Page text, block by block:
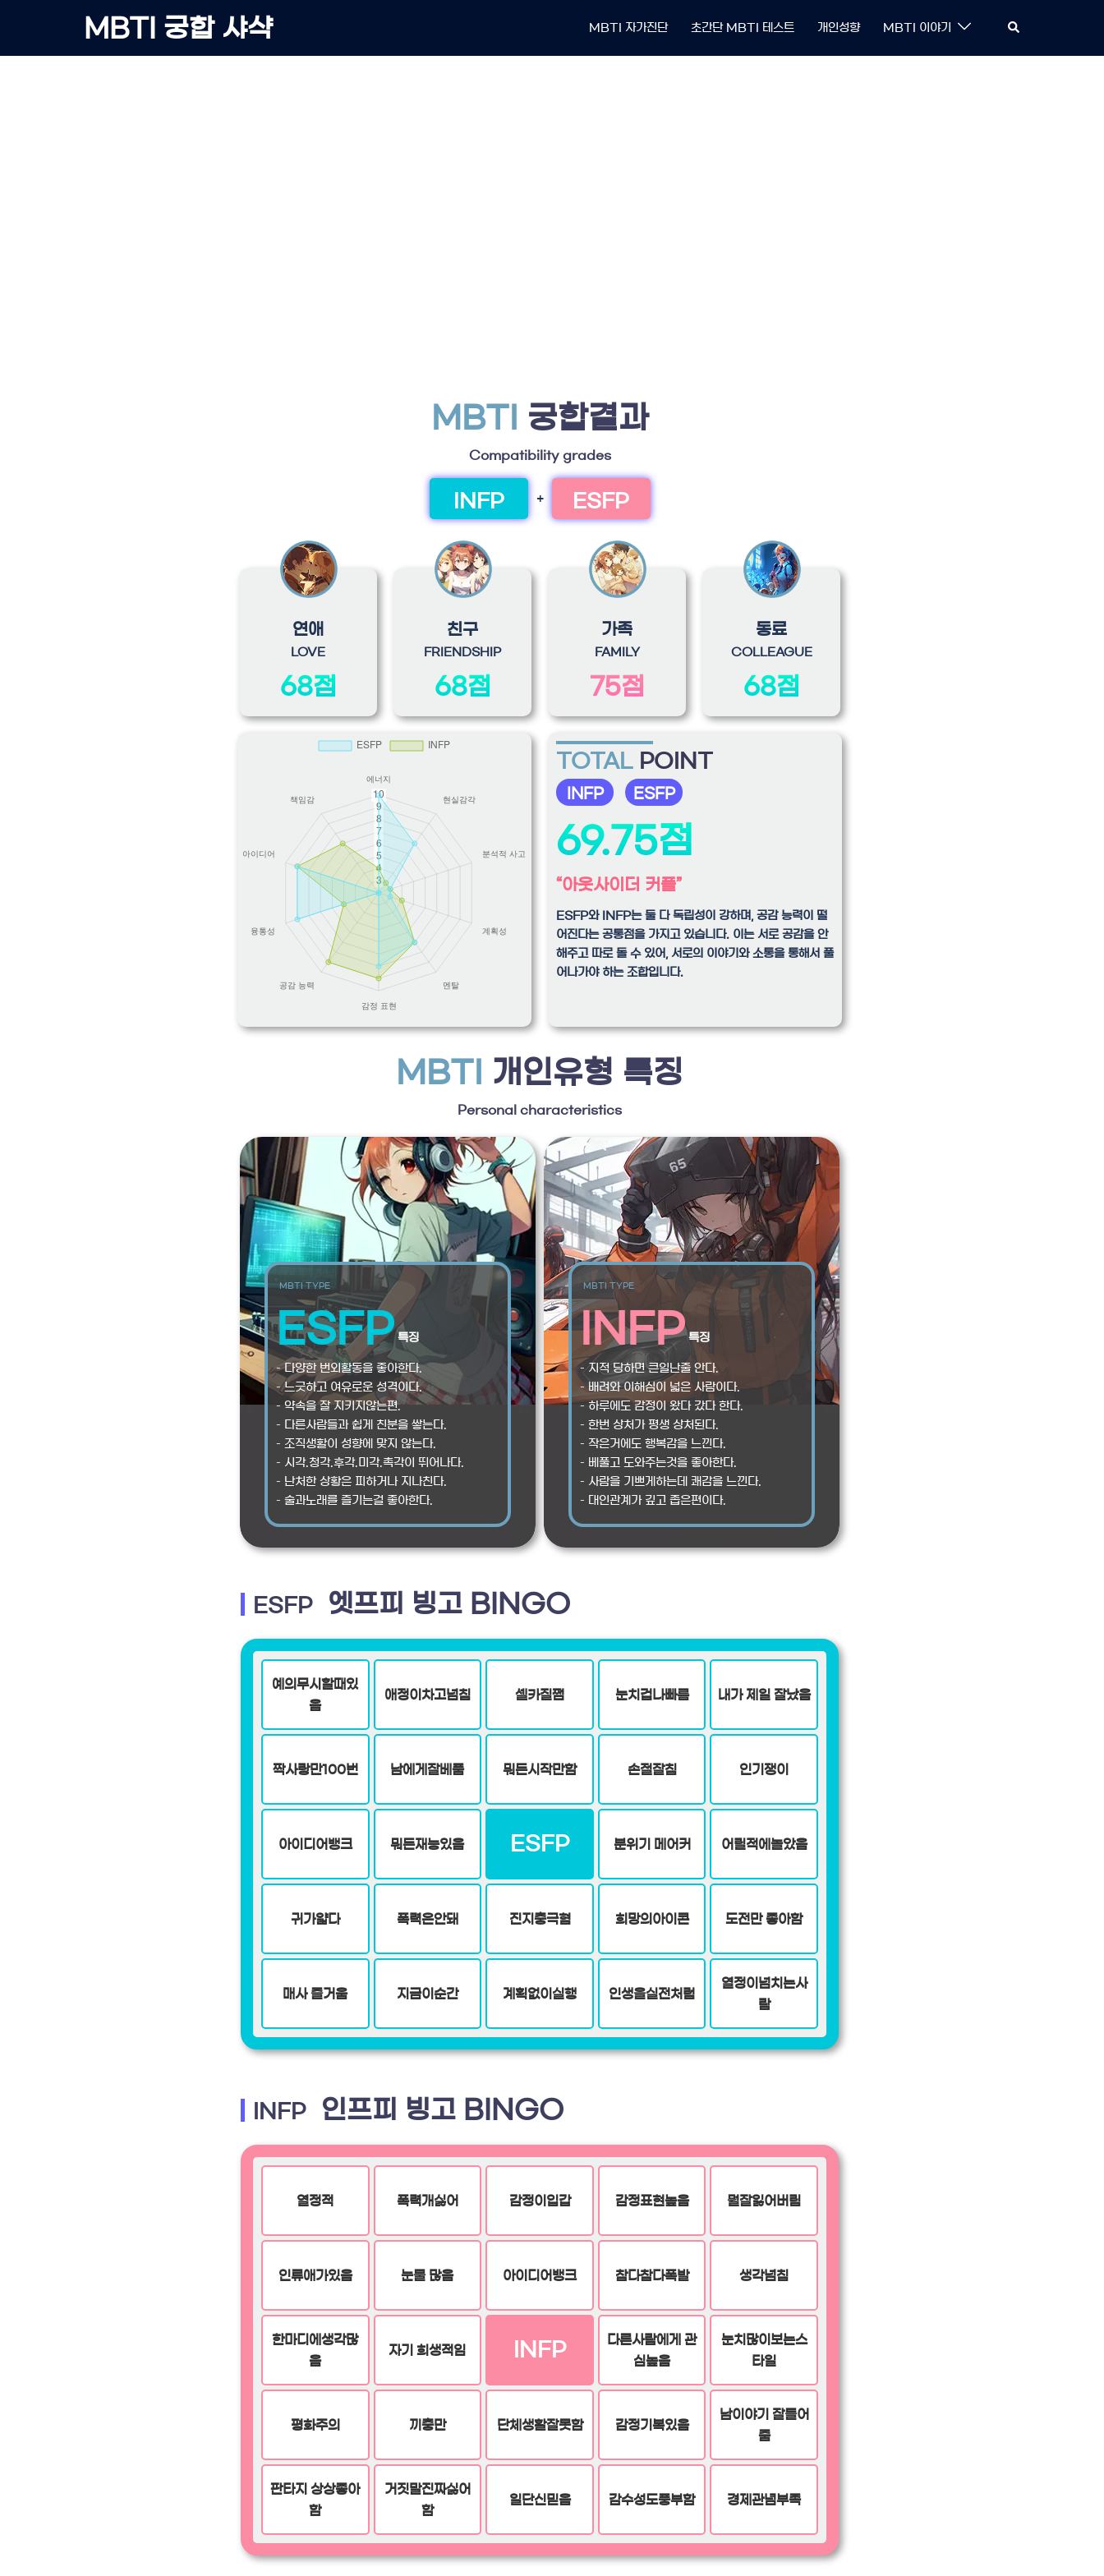
content
MBTI 궁합 샤샥 MBTI 자가진단 초간단 MBTI 테스트 개인성향 MBTI 이야기 Search
MBTI 궁합결과
Compatibility grades
INFP + ESFP
연애
LOVE
68점
친구
FRIENDSHIP
68점
가족
FAMILY
75점
동료
COLLEAGUE
68점
TOTAL POINT
INFP ESFP
69.75점
“아웃사이더 커플”
ESFP와 INFP는 둘 다 독립성이 강하며, 공감 능력이 떨
어진다는 공통점을 가지고 있습니다. 이는 서로 공감을 안
해주고 따로 돌 수 있어, 서로의 이야기와 소통을 통해서 풀
어나가야 하는 조합입니다.
MBTI 개인유형 특징
Personal characteristics
MBTI TYPE
ESFP특징
– 다양한 번외활동을 좋아한다.
– 느긋하고 여유로운 성격이다.
– 약속을 잘 지키지않는편.
– 다른사람들과 쉽게 친분을 쌓는다.
– 조직생활이 성향에 맞지 않는다.
– 시각.청각.후각.미각.촉각이 뛰어나다.
– 난처한 상황은 피하거나 지나친다.
– 술과노래를 즐기는걸 좋아한다.
MBTI TYPE
INFP특징
– 지적 당하면 큰일난줄 안다.
– 배려와 이해심이 넓은 사람이다.
– 하루에도 감정이 왔다 갔다 한다.
– 한번 상처가 평생 상처된다.
– 작은거에도 행복감을 느낀다.
– 베풀고 도와주는것을 좋아한다.
– 사람을 기쁘게하는데 쾌감을 느낀다.
– 대인관계가 깊고 좁은편이다.
ESFP 엣프피 빙고 BINGO
예의무시할때있
음
애정이차고넘침 셀카질쩜 눈치겁나빠름 내가 제일 잘났음
짝사랑만100번 남에게잘베품 뭐든시작만함 손절잘침 인기쟁이
아이디어뱅크 뭐든재능있음 ESFP 분위기 메어커 어릴적에놀았음
귀가얇다 폭력은안돼 진지충극혐 희망의아이콘 도전만 좋아함
매사 즐거움 지금이순간 계획없이실행 인생을실전처럼
열정이넘치는사
람
INFP 인프피 빙고 BINGO
열정적 폭력개싫어 감정이입갑 감정표현높음 뭘잘잃어버림
인류애가있음 눈물 많음 아이디어뱅크 참다참다폭발 생각넘침
한마디에생각많
음
자기 희생적임 INFP
다른사람에게 관
심높음
눈치많이보는스
타일
평화주의 끼충만 단체생활잘못함 감정기복있음
남이야기 잘들어
줌
판타지 상상좋아
함
거짓말진짜싫어
함
일단신믿음 감수성도풍부함 경제관념부족